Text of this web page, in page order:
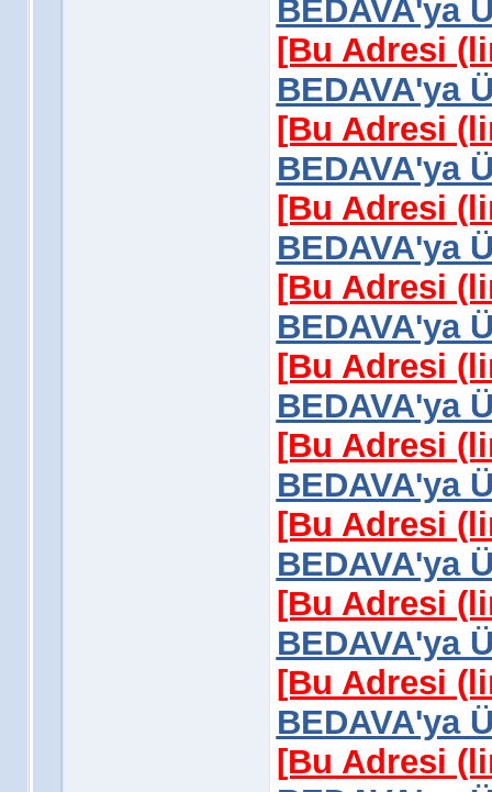
BEDAVA'ya
[Bu Adresi
BEDAVA'ya
[Bu Adresi
BEDAVA'ya
[Bu Adresi
BEDAVA'ya
[Bu Adresi
BEDAVA'ya
[Bu Adresi
BEDAVA'ya
[Bu Adresi
BEDAVA'ya
[Bu Adresi
BEDAVA'ya
[Bu Adresi
BEDAVA'ya
[Bu Adresi
BEDAVA'ya
[Bu Adresi